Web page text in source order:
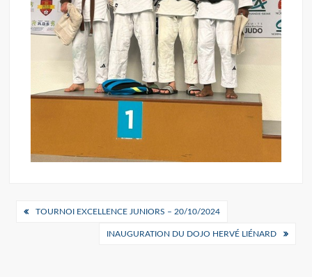
Navigation
TOURNOI EXCELLENCE JUNIORS – 20/10/2024
INAUGURATION DU DOJO HERVÉ LIÉNARD